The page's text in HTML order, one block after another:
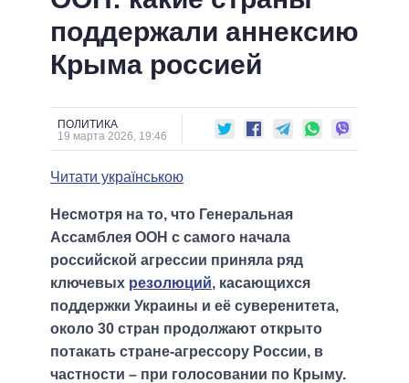
СТАТЬИ
МНЕНИЯ
ОБЗОРЫ
ДАЙДЖЕСТЫ
ОБЩЕСТВО
МИР
ПОЛИТИКИ
ВСЕ ПОЛИТИКИ
ПРЕЗИДЕНТ И ОФИС
ВЕРХОВНАЯ РАДА
КАБИНЕТ МИНИСТРОВ
МЭРЫ
ВСЕ ПЕРСОНЫ
ИНФОГРАФИКА
ПОДДЕРЖАТЬ
СРАВНЕНИЕ ПОЛИТИКОВ
поддержали аннексию
Крыма россией
ПОЛИТИКА
19 марта 2026, 19:46
Читати українською
Несмотря на то, что Генеральная
Ассамблея ООН с самого начала
российской агрессии приняла ряд
ключевых резолюций, касающихся
поддержки Украины и её суверенитета,
около 30 стран продолжают открыто
потакать стране-агрессору России, в
частности – при голосовании по Крыму.